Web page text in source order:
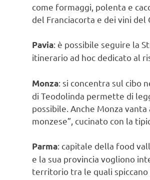
come formaggi, polenta e
del Franciacorta e dei vini del
Pavia: è possibile seguire la
itinerario ad hoc dedicato al
Monza: si concentra sul cibo
di Teodolinda permette di
possibile. Anche Monza
monzese”, cucinato con la
Parma: capitale della food
e la sua provincia vogliono
territorio tra le quali spiccano